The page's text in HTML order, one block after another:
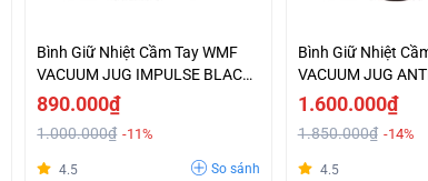
Bình Giữ Nhiệt Cầm Tay WMF
VACUUM JUG IMPULSE BLACK
- 0690687390
890.000₫
1.000.000₫ -11%
4.5 So sánh
Bình Giữ Nhiệt
VACUUM JUG
-0690697390
1.600.000₫
1.850.000₫ -14%
4.5